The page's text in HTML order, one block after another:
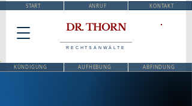
START ANRUF KONTAKT
DR. THORN
RECHTSANWÄLTE
KÜNDIGUNG AUFHEBUNG ABFINDUNG